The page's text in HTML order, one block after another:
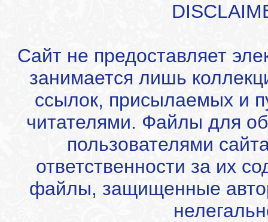
Сайт не предоставляет
занимается лишь
ссылок, присылаемых и
читателями. Файлы для
пользователями
ответственности за их
файлы, защищенные